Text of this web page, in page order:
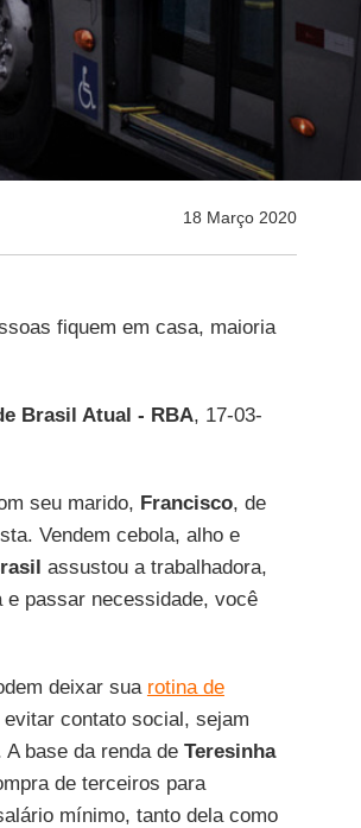
18 Março 2020
fiquem em casa, maioria
Brasil Atual - RBA, 17-03-
seu marido, Francisco, de
Vendem cebola, alho e
assustou a trabalhadora,
e passar necessidade, você
deixar sua rotina de
contato social, sejam
base da renda de Teresinha
de terceiros para
mínimo, tanto dela como